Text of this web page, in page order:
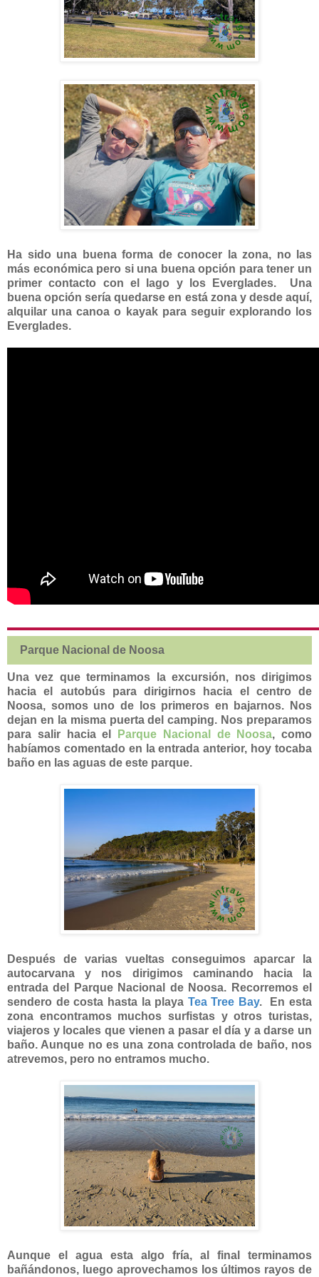
Ha sido una buena forma de conocer la zona, no las
más económica pero si una buena opción para tener un
primer contacto con el lago y los Everglades. Una
buena opción sería quedarse en está zona y desde aquí,
alquilar una canoa o kayak para seguir explorando los
Everglades.
Parque Nacional de Noosa
Una vez que terminamos la excursión, nos dirigimos
hacia el autobús para dirigirnos hacia el centro de
Noosa, somos uno de los primeros en bajarnos. Nos
dejan en la misma puerta del camping. Nos preparamos
para salir hacia el
Parque Nacional de Noosa, como
habíamos comentado en la entrada anterior, hoy tocaba
baño en las aguas de este parque.
Después de varias vueltas conseguimos aparcar la
autocarvana y nos dirigimos caminando hacia la
entrada del Parque Nacional de Noosa. Recorremos el
sendero de costa hasta la playa Tea Tree Bay. En esta
zona encontramos muchos surfistas y otros turistas,
viajeros y locales que vienen a pasar el día y a darse un
baño. Aunque no es una zona controlada de baño, nos
atrevemos, pero no entramos mucho.
Aunque el agua esta algo fría, al final terminamos
bañándonos, luego aprovechamos los últimos rayos de